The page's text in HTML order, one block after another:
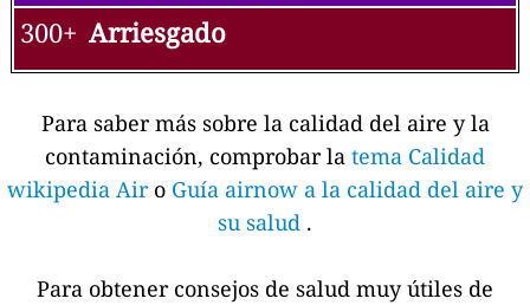
300+ Arriesgado
Para saber más sobre la calidad del aire y la
contaminación, comprobar la tema Calidad
wikipedia Air o Guía airnow a la calidad del aire y
su salud .
Para obtener consejos de salud muy útiles de